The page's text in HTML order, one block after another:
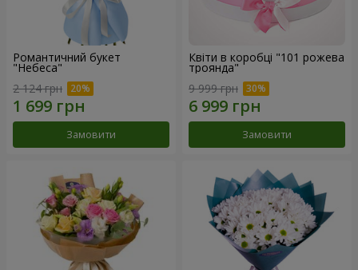
Романтичний букет
"Небеса"
2 124 грн
Замовити
Квіти в коробці "101 рожева
троянда"
9 999 грн
Замовити